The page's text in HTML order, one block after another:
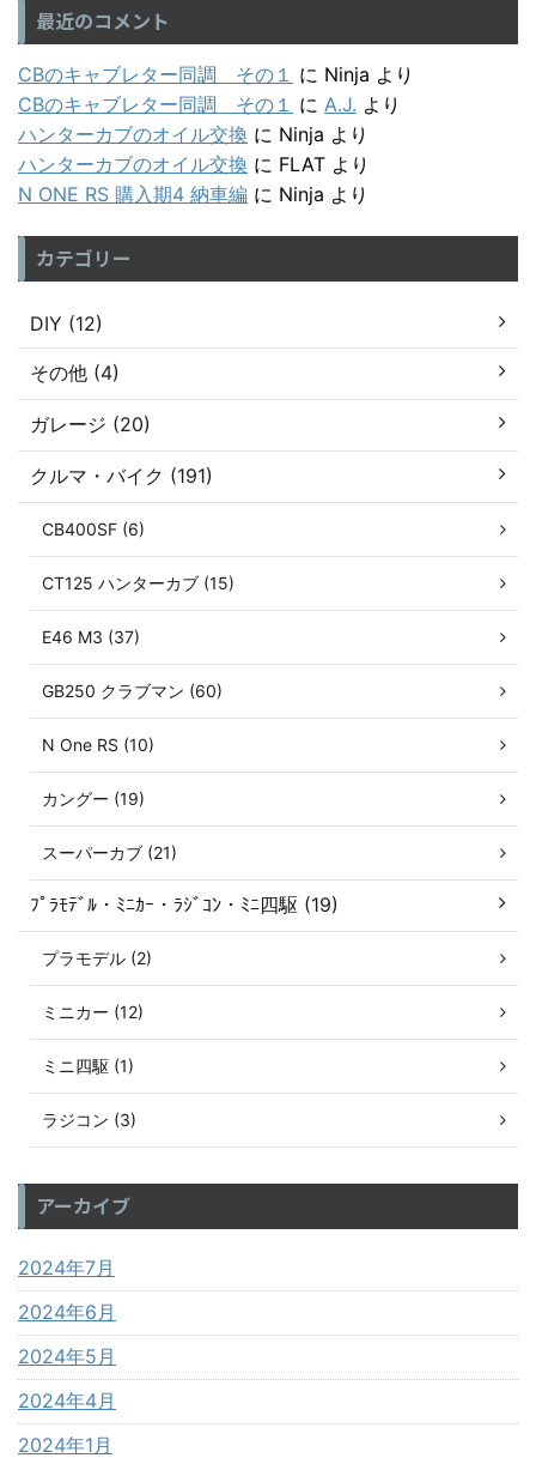
最近のコメント
CBのキャブレター同調 その１ に Ninja より
CBのキャブレター同調 その１ に A.J. より
ハンターカブのオイル交換 に Ninja より
ハンターカブのオイル交換 に FLAT より
N ONE RS 購入期4 納車編 に Ninja より
カテゴリー
DIY (12)
その他 (4)
ガレージ (20)
クルマ・バイク (191)
CB400SF (6)
CT125 ハンターカブ (15)
E46 M3 (37)
GB250 クラブマン (60)
N One RS (10)
カングー (19)
スーパーカブ (21)
ﾌﾟﾗﾓﾃﾞﾙ・ﾐﾆｶｰ・ﾗｼﾞｺﾝ・ﾐﾆ四駆 (19)
プラモデル (2)
ミニカー (12)
ミニ四駆 (1)
ラジコン (3)
アーカイブ
2024年7月
2024年6月
2024年5月
2024年4月
2024年1月